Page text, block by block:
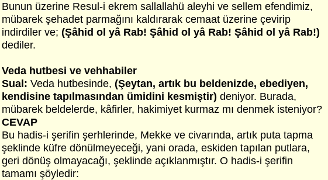
Bunun üzerine Resul-i ekrem sallallahü aleyhi ve sellem efendimiz,
mübarek şehadet parmağını kaldırarak cemaat üzerine çevirip
indirdiler ve; (Şâhid ol yâ Rab! Şâhid ol yâ Rab! Şâhid ol yâ Rab!)
dediler.
Veda hutbesi ve vehhabiler
Sual: Veda hutbesinde, (Şeytan, artık bu beldenizde, ebediyen,
kendisine tapılmasından ümidini kesmiştir) deniyor. Burada,
mübarek beldelerde, kâfirler, hakimiyet kurmaz mı denmek isteniyor?
CEVAP
Bu hadis-i şerifin şerhlerinde, Mekke ve civarında, artık puta tapma
şeklinde küfre dönülmeyeceği, yani orada, eskiden tapılan putlara,
geri dönüş olmayacağı, şeklinde açıklanmıştır. O hadis-i şerifin
tamamı şöyledir: